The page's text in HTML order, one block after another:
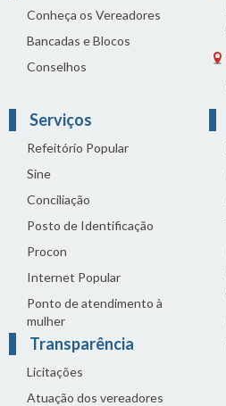
Conheça os Vereadores
Bancadas e Blocos
Conselhos
Serviços
Refeitório Popular
Sine
Conciliação
Posto de Identificação
Procon
Internet Popular
Ponto de atendimento à
mulher
Transparência
Licitações
Atuação dos vereadores